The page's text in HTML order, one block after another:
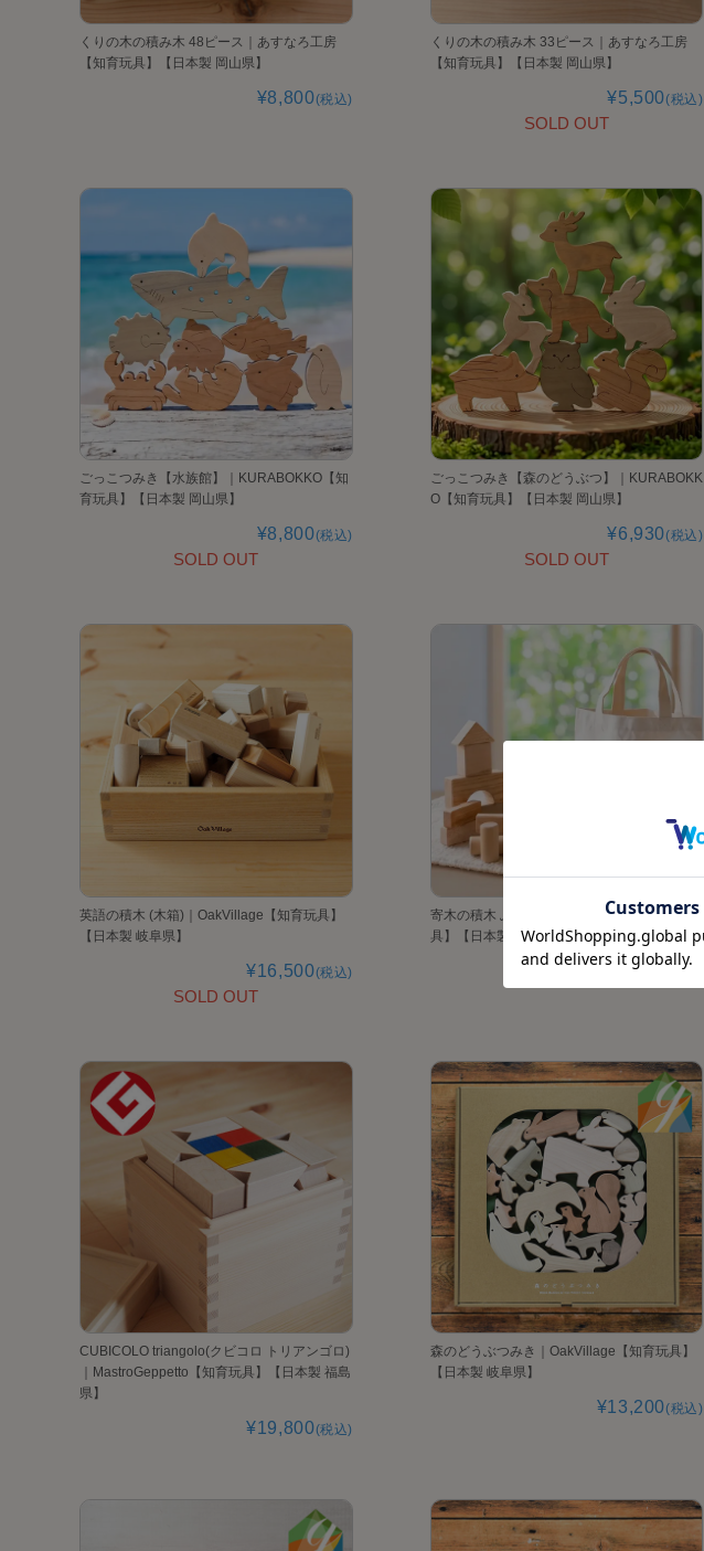
くりの木の積み木 48ピース｜あすなろ工房
【知育玩具】【日本製 岡山県】
¥8,800(税込)
くりの木の積み木 33ピース｜あすなろ工房
【知育玩具】【日本製 岡山県】
¥5,500(税込)
SOLD OUT
ごっこつみき【水族館】｜KURABOKKO【知
育玩具】【日本製 岡山県】
¥8,800(税込)
SOLD OUT
ごっこつみき【森のどうぶつ】｜KURABOKK
O【知育玩具】【日本製 岡山県】
¥6,930(税込)
SOLD OUT
英語の積木 (木箱)｜OakVillage【知育玩具】
【日本製 岐阜県】
¥16,500(税込)
SOLD OUT
寄木の積木 ふくろ入り｜OakVillage【知育玩
具】【日本製 岐阜県】
¥9,900 (税込)
CUBICOLO triangolo(クビコロ トリアンゴロ)
｜MastroGeppetto【知育玩具】【日本製 福島
県】
¥19,800(税込)
森のどうぶつみき｜OakVillage【知育玩具】
【日本製 岐阜県】
¥13,200(税込)